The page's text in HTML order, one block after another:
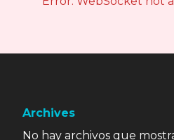
Archives
No hay archivos que